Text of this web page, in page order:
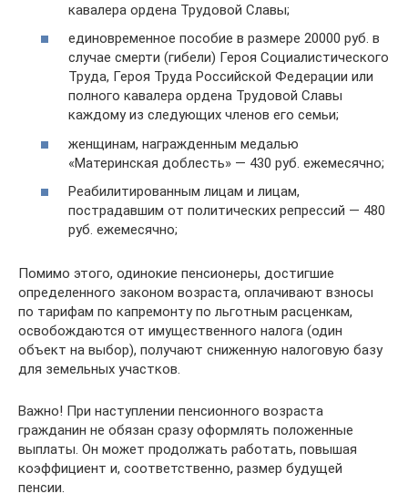
кавалера ордена Трудовой Славы;
единовременное пособие в размере 20000 руб. в
случае смерти (гибели) Героя Социалистического
Труда, Героя Труда Российской Федерации или
полного кавалера ордена Трудовой Славы
каждому из следующих членов его семьи;
женщинам, награжденным медалью
«Материнская доблесть» — 430 руб. ежемесячно;
Реабилитированным лицам и лицам,
пострадавшим от политических репрессий — 480
руб. ежемесячно;
Помимо этого, одинокие пенсионеры, достигшие
определенного законом возраста, оплачивают взносы
по тарифам по капремонту по льготным расценкам,
освобождаются от имущественного налога (один
объект на выбор), получают сниженную налоговую базу
для земельных участков.
Важно! При наступлении пенсионного возраста
гражданин не обязан сразу оформлять положенные
выплаты. Он может продолжать работать, повышая
коэффициент и, соответственно, размер будущей
пенсии.